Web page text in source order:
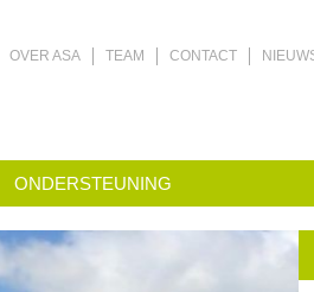
OVER ASA TEAM CONTACT
ONDERSTEUNING